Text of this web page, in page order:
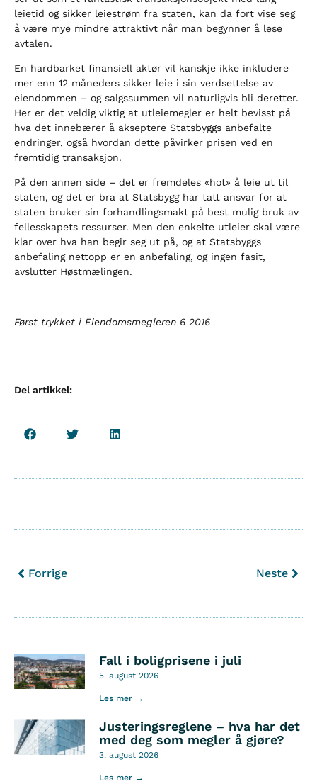
leietid og sikker leiestrøm fra staten, kan da fort vise seg
å være mye mindre attraktivt når man begynner å lese
avtalen.
En hardbarket finansiell aktør vil kanskje ikke inkludere
mer enn 12 måneders sikker leie i sin verdsettelse av
eiendommen – og salgssummen vil naturligvis bli deretter.
Her er det veldig viktig at utleiemegler er helt bevisst på
hva det innebærer å akseptere Statsbyggs anbefalte
endringer, også hvordan dette påvirker prisen ved en
fremtidig transaksjon.
På den annen side – det er fremdeles «hot» å leie ut til
staten, og det er bra at Statsbygg har tatt ansvar for at
staten bruker sin forhandlingsmakt på best mulig bruk av
fellesskapets ressurser. Men den enkelte utleier skal være
klar over hva han begir seg ut på, og at Statsbyggs
anbefaling nettopp er en anbefaling, og ingen fasit,
avslutter Høstmælingen.
Først trykket i Eiendomsmegleren 6 2016
Del artikkel:
Forrige Neste
Fall i boligprisene i juli
5. august 2026
Les mer →
Justeringsreglene – hva har det
med deg som megler å gjøre?
3. august 2026
Les mer →